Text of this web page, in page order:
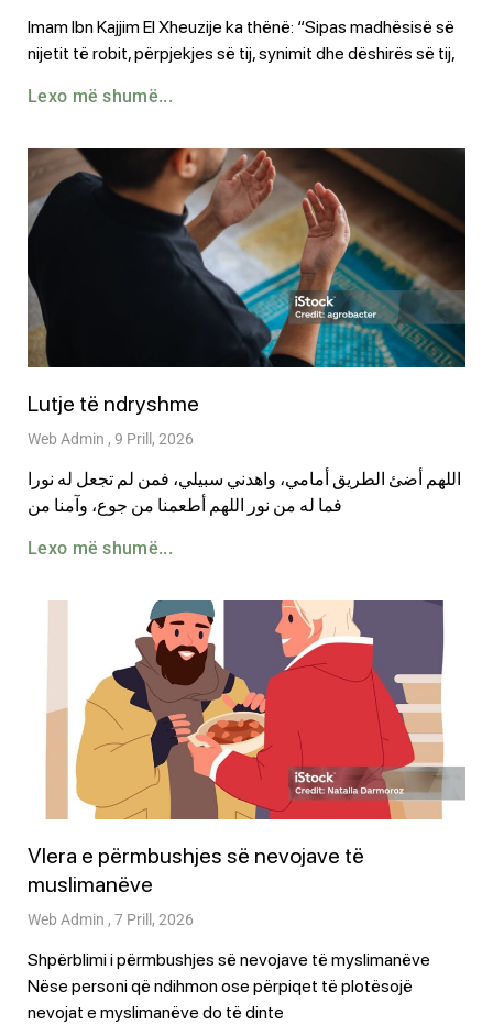
Imam Ibn Kajjim El Xheuzije ka thënë: “Sipas madhësisë së
nijetit të robit, përpjekjes së tij, synimit dhe dëshirës së tij,
Lexo më shumë...
Lutje të ndryshme
Web Admin 9 Prill, 2026
اللهم أضئ الطريق أمامي، واهدني سبيلي، فمن لم تجعل له نورا
فما له من نور اللهم أطعمنا من جوع، وآمنا من
Lexo më shumë...
Vlera e përmbushjes së nevojave të
muslimanëve
Web Admin 7 Prill, 2026
Shpërblimi i përmbushjes së nevojave të myslimanëve
Nëse personi që ndihmon ose përpiqet të plotësojë
nevojat e myslimanëve do të dinte